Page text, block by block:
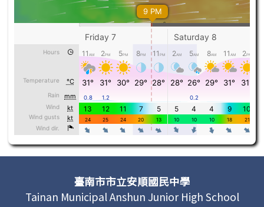
頁尾區域內容臺南市市立安順國民中學
Tainan Municipal Anshun Junior High School